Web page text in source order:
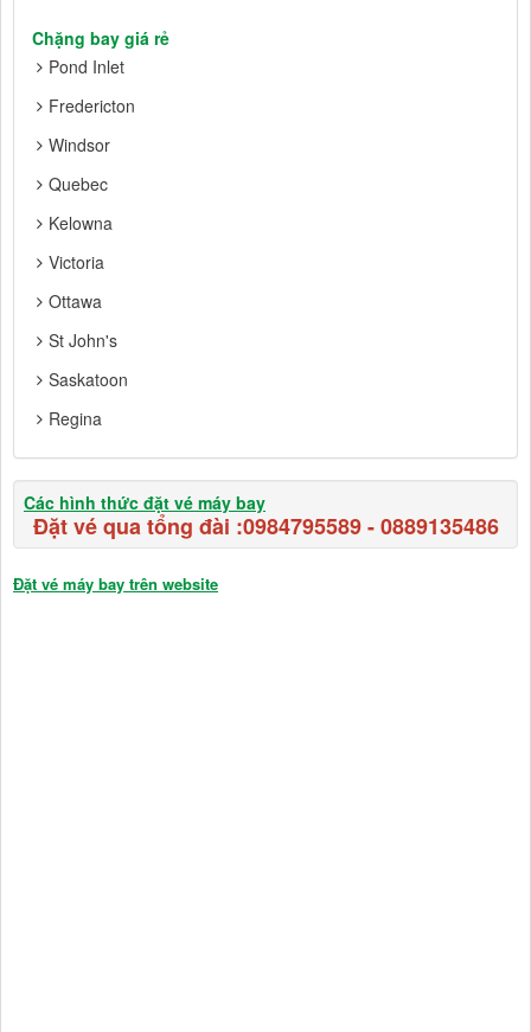
Chặng bay giá rẻ
Pond Inlet
Fredericton
Windsor
Quebec
Kelowna
Victoria
Ottawa
St John's
Saskatoon
Regina
Các hình thức đặt vé máy bay
Đặt vé qua tổng đài :0984795589-0889135486
Đặt vé máy bay trên website